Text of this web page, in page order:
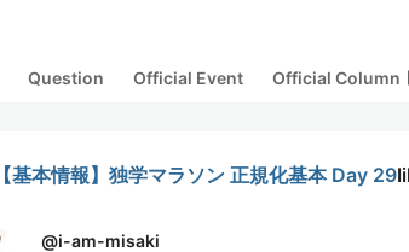
Question Official Event Official Column
【基本情報】独学マラソン 正規化基本 Day 29
@i-am-misaki